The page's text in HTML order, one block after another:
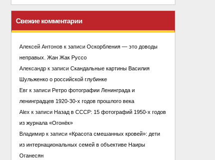
Свежие комментарии
Алексей Антонов к записиОскорбления — это доводы
неправых. Жан Жак Руссо
Александр к записиСкандальные картины Василия
Шульженко о российской глубинке
Евг к записиРетро фотографии Ленинграда и
ленинградцев 1920-30-х годов прошлого века
Alex к записиНазад в СССР: 15 фотографий 1950-х годов
из журнала «Огонёк»
Владимир к записи«Красота смешанных кровей»: дети
из интернациональных семей в объективе Наиры
Оганесян